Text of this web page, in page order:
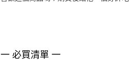
一 必買清單 一